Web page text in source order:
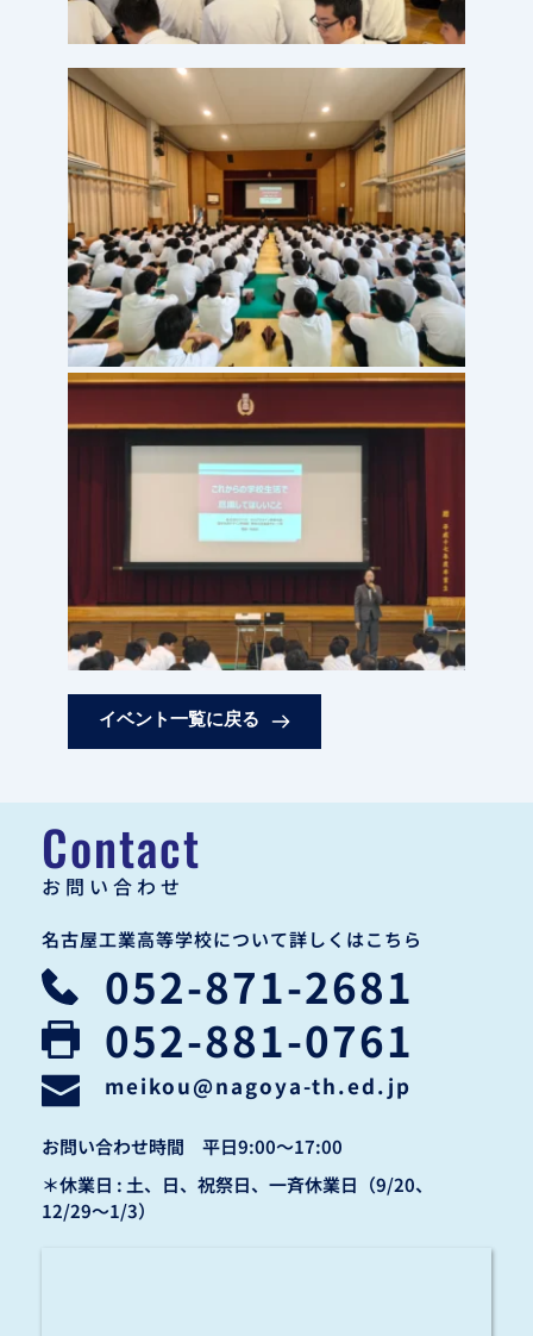
イベント一覧に戻る
Contact
お問い合わせ
名古屋工業高等学校について詳しくはこちら
052-871-2681
052-881-0761
meikou@nagoya-th.ed.jp
お問い合わせ時間　平日9:00〜17:00
＊休業日 : 土、日、祝祭日、一斉休業日（9/20、
12/29〜1/3）